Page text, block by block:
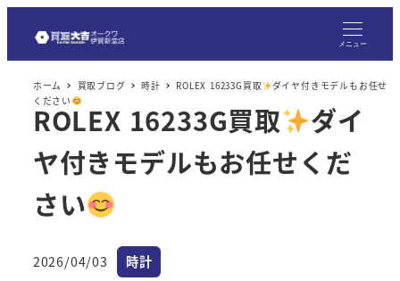
メニュー
ホーム 買取ブログ 時計 ROLEX 16233G買取
ダイヤ付きモデルもお任せ
ください
ROLEX 16233G買取
ダイ
ヤ付きモデルもお任せくだ
さい
投稿日
2026/04/03 カテゴリー
時計